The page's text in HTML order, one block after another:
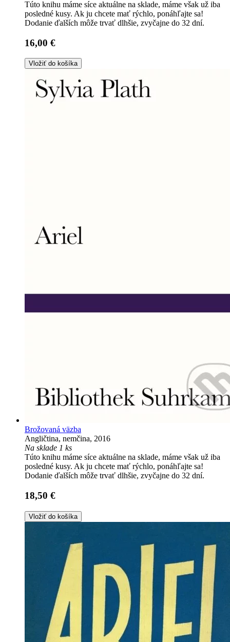
Túto knihu máme síce aktuálne na sklade, máme však už iba
posledné kusy. Ak ju chcete mať rýchlo, ponáhľajte sa!
Dodanie ďalších môže trvať dlhšie, zvyčajne do 32 dní.
16,00 €
Vložiť do košíka
Brožovaná väzba
Angličtina, nemčina, 2016
Na sklade 1 ks
Túto knihu máme síce aktuálne na sklade, máme však už iba
posledné kusy. Ak ju chcete mať rýchlo, ponáhľajte sa!
Dodanie ďalších môže trvať dlhšie, zvyčajne do 32 dní.
18,50 €
Vložiť do košíka